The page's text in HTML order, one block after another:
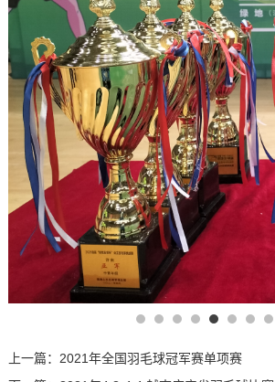
上一篇：2021年全国羽毛球冠军赛单项赛